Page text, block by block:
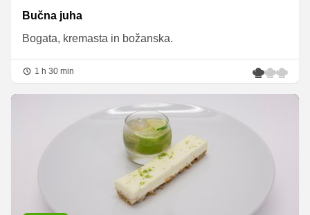
Bučna juha
Bogata, kremasta in božanska.
1 h 30 min